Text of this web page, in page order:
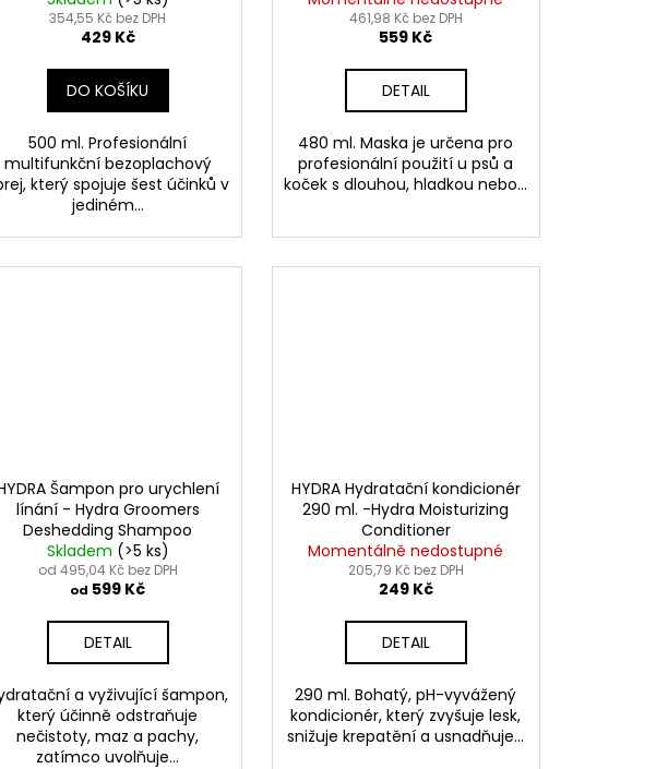
Fast Drying Spray
354,55 Kč bez DPH
429 Kč
DO KOŠÍKU
500 ml. Profesionální
multifunkční bezoplachový
který spojuje šest účinků v
jediném...
461,98 Kč bez DPH
559 Kč
DETAIL
480 ml. Maska je určena pro
profesionální použití u psů a
koček s dlouhou, hladkou nebo...
Šampon pro urychlení
línání - Hydra Groomers
Deshedding Shampoo
Skladem (>5 ks)
od 495,04 Kč bez DPH
od 599 Kč
DETAIL
a vyživující šampon,
který účinně odstraňuje
nečistoty, maz a pachy,
zatímco uvolňuje...
HYDRA Hydratační kondicionér
290 ml. -Hydra Moisturizing
Conditioner
Momentálně nedostupné
205,79 Kč bez DPH
249 Kč
DETAIL
290 ml. Bohatý, pH-vyvážený
kondicionér, který zvyšuje lesk,
snižuje krepatění a usnadňuje...